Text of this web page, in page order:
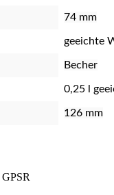
74 mm
geeichte
Becher
0,25 l
126 mm